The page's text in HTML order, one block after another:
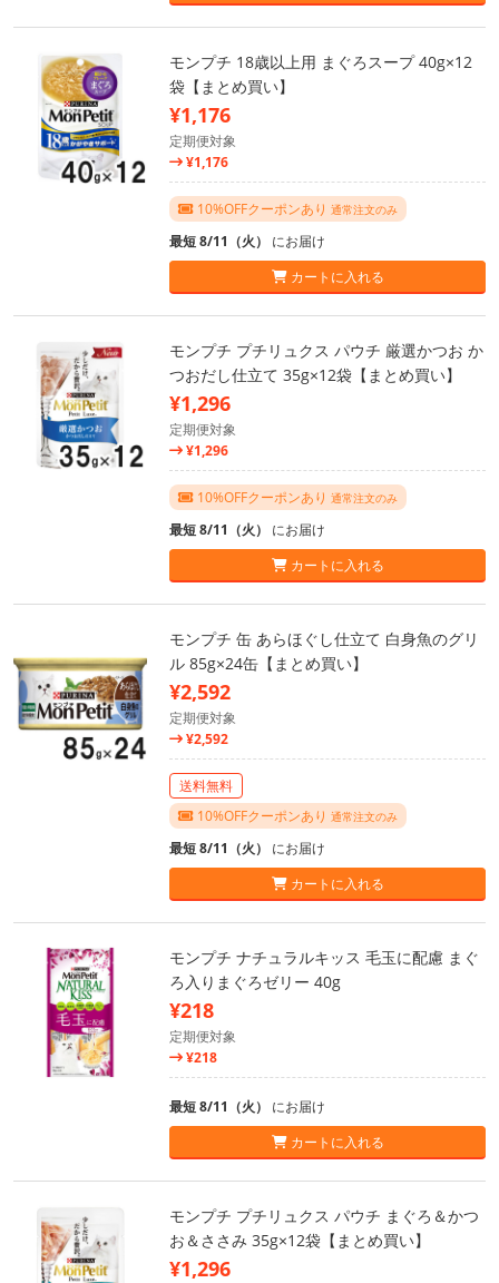
モンプチ 18歳以上用 まぐろスープ 40g×12
袋【まとめ買い】
¥1,176
定期便対象
¥1,176
10%OFFクーポンあり 通常注文のみ
最短 8/11（火） にお届け
カートに入れる
モンプチ プチリュクス パウチ 厳選かつお か
つおだし仕立て 35g×12袋【まとめ買い】
¥1,296
定期便対象
¥1,296
10%OFFクーポンあり 通常注文のみ
最短 8/11（火） にお届け
カートに入れる
モンプチ 缶 あらほぐし仕立て 白身魚のグリ
ル 85g×24缶【まとめ買い】
¥2,592
定期便対象
¥2,592
送料無料
10%OFFクーポンあり 通常注文のみ
最短 8/11（火） にお届け
カートに入れる
モンプチ ナチュラルキッス 毛玉に配慮 まぐ
ろ入りまぐろゼリー 40g
¥218
定期便対象
¥218
最短 8/11（火） にお届け
カートに入れる
モンプチ プチリュクス パウチ まぐろ＆かつ
お＆ささみ 35g×12袋【まとめ買い】
¥1,296